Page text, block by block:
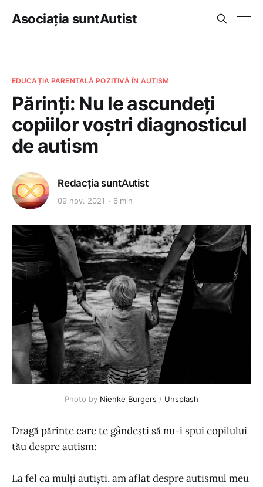
Asociația suntAutist
EDUCAȚIA PARENTALĂ POZITIVĂ ÎN AUTISM
Părinți: Nu le ascundeți
copiilor voștri diagnosticul
de autism
Redacția suntAutist
09 nov. 2021 6 min
Photo by Nienke Burgers / Unsplash
Dragă părinte care te gândești să nu-i spui copilului
tău despre autism:
La fel ca mulți autiști, am aflat despre autismul meu